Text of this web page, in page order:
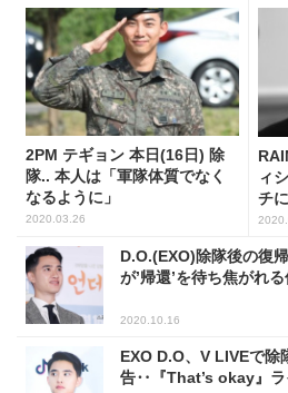
2PM テギョン 本日(16日) 除
隊.. 本人は「軍隊体質でなく
なるように」
2020.03.26
ィ
チ
D.O.(EXO)除隊後の復
が’帰還’を待ち焦がれ
2020.10.16
EXO D.O、V LIVEで除
告‥『That’s okay』ラ